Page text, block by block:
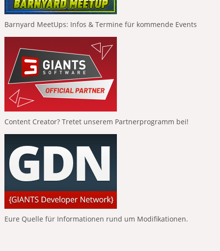
Barnyard MeetUps: Infos & Termine für kommende Events
Content Creator? Tretet unserem Partnerprogramm bei!
Eure Quelle für Informationen rund um Modifikationen.